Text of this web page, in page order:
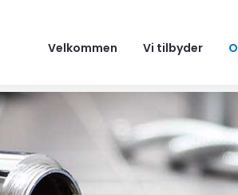
Velkommen Vi tilbyder